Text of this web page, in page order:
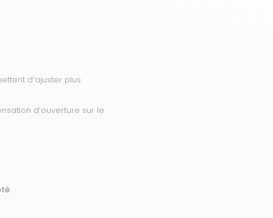
d’ajuster plus
d’ouverture sur le
.